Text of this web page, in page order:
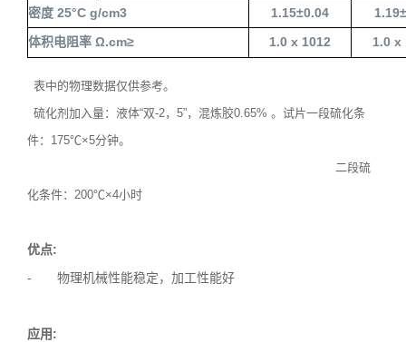
密度 25°C g/cm3 1.15±0.04 1.19±
体积电阻率 Ω.cm≥ 1.0 x 1012 1.0 x
表中的物理数据仅供参考。
硫化剂加入量：液体“双-2， 5”，混炼胶0.65% 。试片一段硫化条
件： 175℃×5分钟。
二段硫
化条件： 200℃×4小时
优点:
- 物理机械性能稳定，加工性能好
应用: